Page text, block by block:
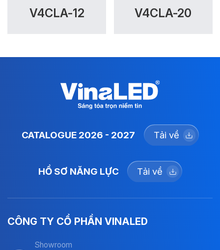
V4CLA-12 V4CLA-20
CATALOGUE 2026 - 2027 Tải về
HỒ SƠ NĂNG LỰC Tải về
CÔNG TY CỔ PHẦN VINALED
Showroom